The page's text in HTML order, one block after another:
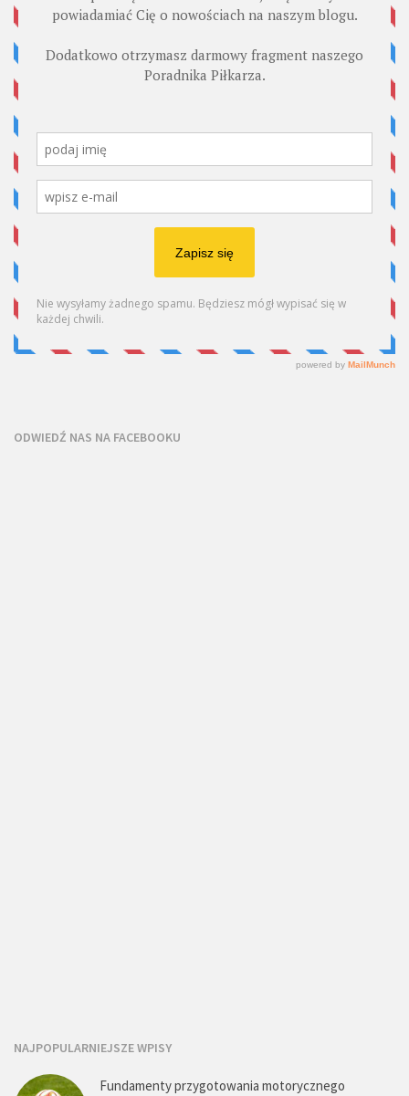
ODWIEDŹ NAS NA FACEBOOKU
NAJPOPULARNIEJSZE WPISY
Fundamenty przygotowania motorycznego